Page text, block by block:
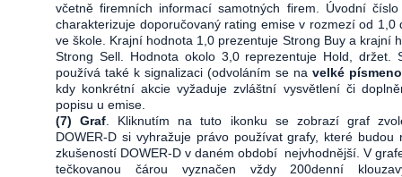
včetně firemních informací samotných firem. Úvodní číslo
charakterizuje doporučovaný rating emise v rozmezí od 1,0
ve škole. Krajní hodnota 1,0 prezentuje Strong Buy a krajní
Strong Sell. Hodnota okolo 3,0 reprezentuje Hold, držet.
používá také k signalizaci (odvoláním se na velké písmeno
kdy konkrétní akcie vyžaduje zvláštní vysvětlení či
popisu u emise.
(7) Graf . Kliknutím na tuto ikonku se zobrazí graf
DOWER-D si vyhražuje právo používat grafy, které budou
zkušeností DOWER-D v daném období nejvhodnější. V
tečkovanou čárou vyznačen vždy 200denní